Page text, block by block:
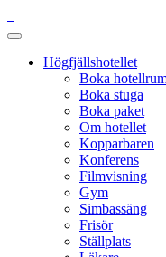
Högfjällshotellet
Boka
Boka stuga
Boka paket
Om hotellet
Kopparbaren
Konferens
Filmvisning
Gym
Simbassäng
Frisör
Ställplats